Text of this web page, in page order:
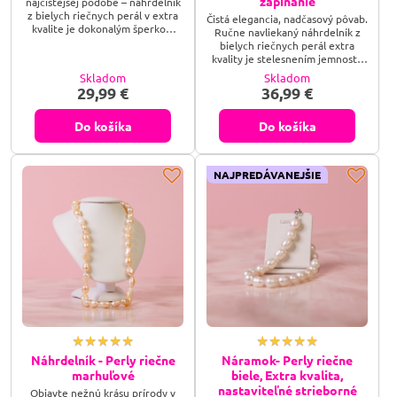
chemikáliám priamo na perle — kyslé aj alkoholové prostredie
môže narušiť jej povrch. Ideálne je nasadzovať šperky s perlou až
ako posledné, po parfumovaní a úprave vlasov. Ak s ňou pracuješ
rituálne, tradične sa nabíja v mesačnom svetle, ktoré jej jemnej,
vodnej povahe prirodzene svedčí.
z bielych riečnych perál v extra
kvalite je dokonalým šperkom
Náhrdelník z bielych riečnych
perál v extra kvalite je výnimočný
prírodný šperk pre ženy, ktoré
milujú nadčasovú eleganciu.
Vďaka dokonalému perleťovému
Skladom
29,99 €
Do košíka
Čistá elegancia, nadčasový pôvab.
Ručne navliekaný náhrdelník z
bielych riečnych perál extra
kvality je stelesnením jemnosti,
noblesy a ženskosti – šperk, ktorý
nikdy nevyjde z módy.
Skladom
36,99 €
Do košíka
Náhrdelník - Perly riečne
marhuľové
Objavte nežnú krásu prírody v
NAJPREDÁVANEJŠIE
Náramok- Perly riečne
biele, Extra kvalita,
nastaviteľné strieborné